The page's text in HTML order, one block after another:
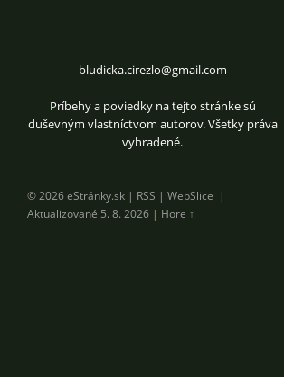
bludicka.cirezlo@gmail.com
Príbehy a poviedky na tejto stránke sú
duševným vlastníctvom autorov. Všetky práva
vyhradené.
© 2026 eStránky.sk | RSS | WebSlice |
Aktualizované 5. 8. 2026 | Hore ↑